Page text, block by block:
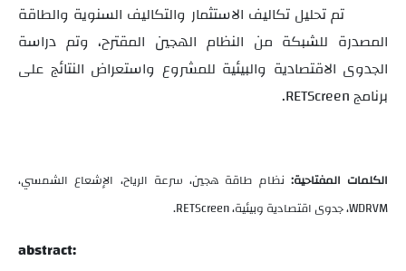
تم تحليل تكاليف الاستثمار والتكاليف السنوية والطاقة
المصدرة للشبكة من النظام الهجين المقترح، وتم دراسة
الجدوى الاقتصادية والبيئية للمشروع واستعراض النتائج على
برنامجRETScreen
.
الكلمات المفتاحية: نظام طاقة هجين، سرعة الرياح، الإشعاع الشمسي،
WDRVM، جدوى اقتصادية وبيئية،RETScreen
.
abstract: